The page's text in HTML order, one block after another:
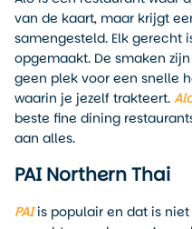
van de kaart, maar krijgt
samengesteld. Elk gerecht
opgemaakt. De smaken
geen plek voor een snelle
waarin je jezelf trakteert.
beste fine dining
aan alles.
PAI Northern Thai
PAI is populair en dat is